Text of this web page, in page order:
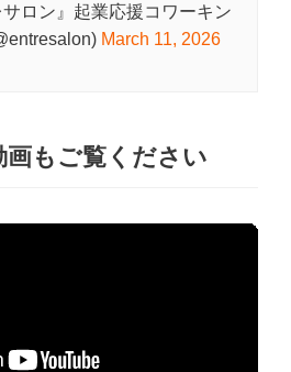
ロン』起業応援コワーキン
March 11, 2026
もご覧ください